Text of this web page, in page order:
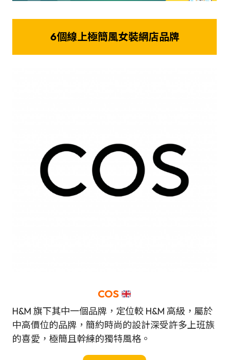
6個線上極簡風女裝網店品牌
COS
H&M 旗下其中一個品牌，定位較 H&M 高級，屬於
中高價位的品牌，簡約時尚的設計深受許多上班族
的喜愛，極簡且幹練的獨特風格。